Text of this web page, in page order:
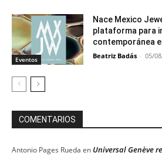
Eventos
Nace Mexico
plataforma para
contemporánea
Beatriz Badás - 05/
COMENTARIOS
Antonio Pages Rueda en Universal Genève